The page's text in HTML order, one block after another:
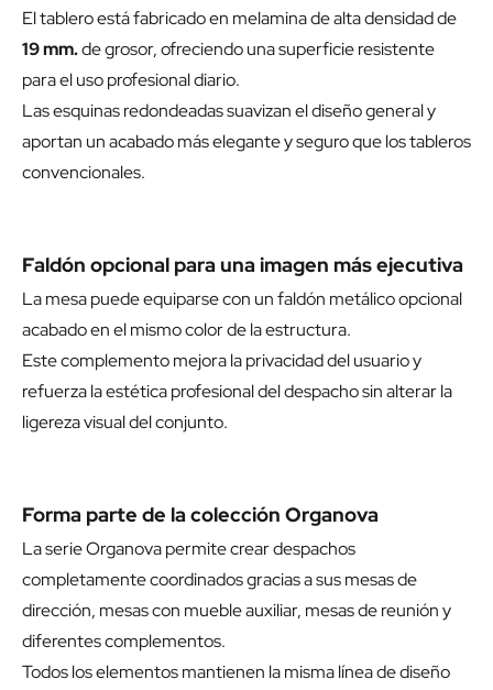
El tablero está fabricado en melamina de alta densidad de
19 mm.de grosor, ofreciendo una superficie resistente
para el uso profesional diario.
Las esquinas redondeadas suavizan el diseño general y
aportan un acabado más elegante y seguro que los tableros
convencionales.
Faldón opcional para una imagen más ejecutiva
La mesa puede equiparse con un faldón metálico opcional
acabado en el mismo color de la estructura.
Este complemento mejora la privacidad del usuario y
refuerza la estética profesional del despacho sin alterar la
ligereza visual del conjunto.
Forma parte de la colección Organova
La serie Organova permite crear despachos
completamente coordinados gracias a sus mesas de
dirección, mesas con mueble auxiliar, mesas de reunión y
diferentes complementos.
Todos los elementos mantienen la misma línea de diseño